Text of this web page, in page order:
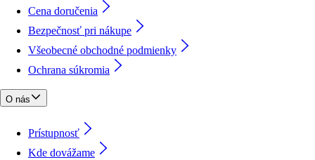
Cena doručenia
Bezpečnosť pri nákupe
Všeobecné obchodné podmienky
Ochrana súkromia
O nás
Prístupnosť
Kde dovážame